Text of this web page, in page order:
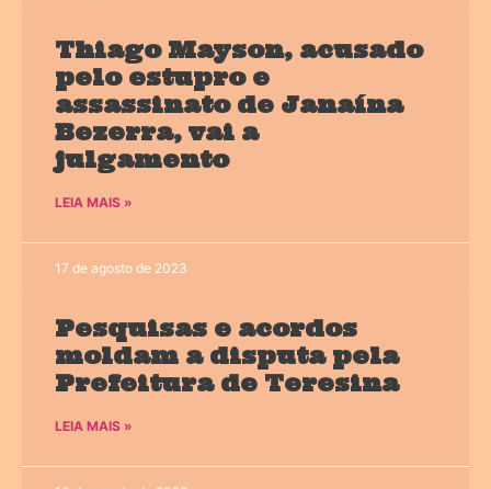
Thiago Mayson, acusado
pelo estupro e
assassinato de Janaína
Bezerra, vai a
julgamento
LEIA MAIS »
17 de agosto de 2023
Pesquisas e acordos
moldam a disputa pela
Prefeitura de Teresina
LEIA MAIS »